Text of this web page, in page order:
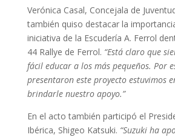
Verónica Casal, Concejala de
también quiso destacar la
iniciativa de la Escudería A. Ferrol
44 Rallye de Ferrol. “Está claro que
fácil educar a los más pequeños. Por
presentaron este proyecto estuvimos
brindarle nuestro apoyo.”
En el acto también participó el
Ibérica, Shigeo Katsuki. “Suzuki ha